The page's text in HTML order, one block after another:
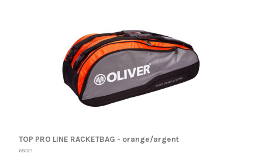
TOP PRO LINE RACKETBAG - orange/argent
65021